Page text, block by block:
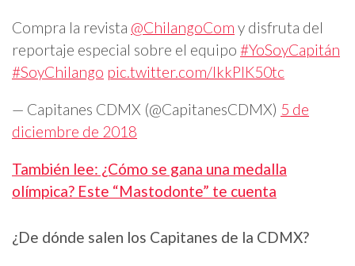
Compra la revista @ChilangoCom y disfruta del
reportaje especial sobre el equipo #YoSoyCapitán
#SoyChilango pic.twitter.com/IkkPIK50tc
— Capitanes CDMX (@CapitanesCDMX) 5 de
diciembre de 2018
También lee: ¿Cómo se gana una medalla
olímpica? Este “Mastodonte” te cuenta
¿De dónde salen los Capitanes de la CDMX?